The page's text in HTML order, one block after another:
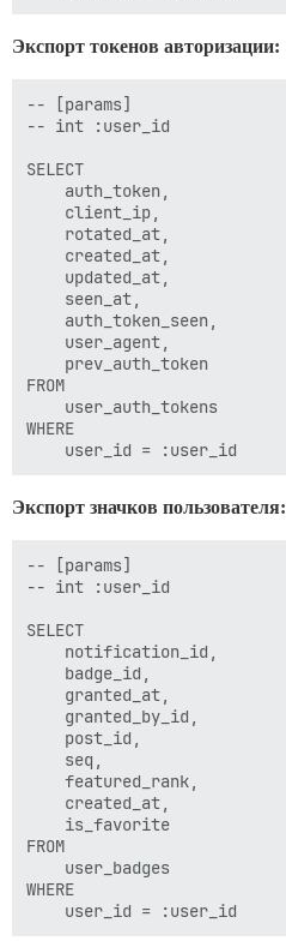
    cooked,
    raw_email,
    action_code,
    outbound_message_id
FROM
    posts
WHERE
    user_id = :user_id
ORDER BY
Экспорт токенов авторизации:
-- [params]
-- int :user_id
SELECT
    auth_token,
    client_ip,
    rotated_at,
    created_at,
    updated_at,
    seen_at,
    auth_token_seen,
    user_agent,
    prev_auth_token
FROM
    user_auth_tokens
WHERE
Экспорт значков пользователя:
-- [params]
-- int :user_id
SELECT
    notification_id,
    badge_id,
    granted_at,
    granted_by_id,
    post_id,
    seq,
    featured_rank,
    created_at,
    is_favorite
FROM
    user_badges
WHERE